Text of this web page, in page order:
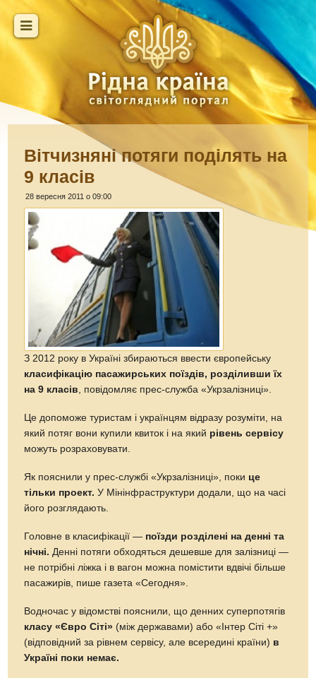
Вітчизняні потяги поділять на
9 класів
28 вересня 2011 о 09:00
З 2012 року в Україні збираються ввести європейську
класифікацію пасажирських поїздів, розділивши їх
на 9 класів , повідомляє прес-служба «Укрзалізниці».
Це допоможе туристам і українцям відразу розуміти, на
який потяг вони купили квиток і на який рівень сервісу
можуть розраховувати.
Як пояснили у прес-службі «Укрзалізниці», поки це
тільки проект. У Мінінфраструктури додали, що на часі
його розглядають.
Головне в класифікації — поїзди розділені на денні та
нічні. Денні потяги обходяться дешевше для залізниці —
не потрібні ліжка і в вагон можна помістити вдвічі більше
пасажирів, пише газета «Сегодня».
Водночас у відомстві пояснили, що денних суперпотягів
класу «Євро Сіті» (між державами) або «Інтер Сіті +»
(відповідний за рівнем сервісу, але всередині країни) в
Україні поки немає.